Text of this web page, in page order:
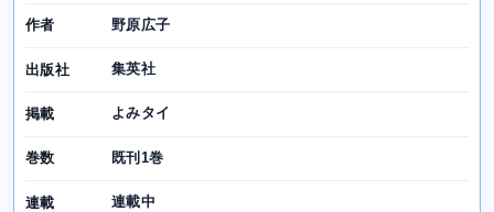
作者 野原広子
出版社 集英社
掲載 よみタイ
巻数 既刊1巻
連載 連載中